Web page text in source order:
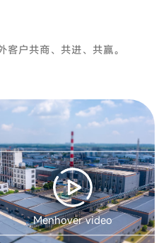
户共商、共进、共赢。
Menhover video